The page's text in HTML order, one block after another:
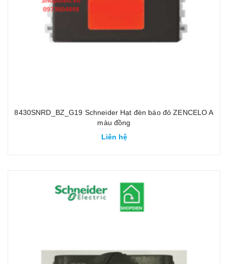
8430SNRD_BZ_G19 Schneider Hạt đèn báo đỏ ZENCELO A
màu đồng
Liên hệ